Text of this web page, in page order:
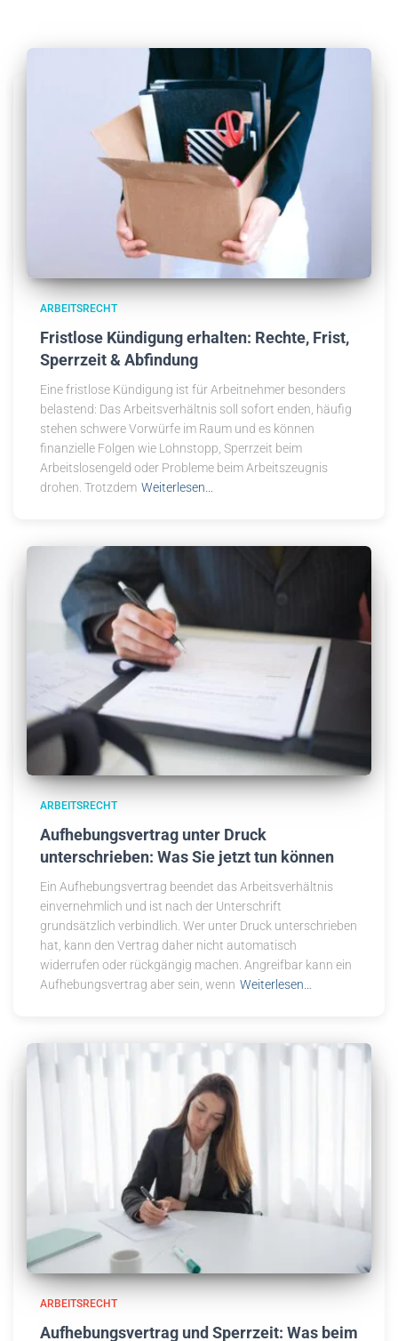
ARBEITSRECHT
Fristlose Kündigung erhalten: Rechte, Frist,
Sperrzeit & Abfindung
Eine fristlose Kündigung ist für Arbeitnehmer besonders
belastend: Das Arbeitsverhältnis soll sofort enden, häufig
stehen schwere Vorwürfe im Raum und es können
finanzielle Folgen wie Lohnstopp, Sperrzeit beim
Arbeitslosengeld oder Probleme beim Arbeitszeugnis
drohen. Trotzdem Weiterlesen…
ARBEITSRECHT
Aufhebungsvertrag unter Druck
unterschrieben: Was Sie jetzt tun können
Ein Aufhebungsvertrag beendet das Arbeitsverhältnis
einvernehmlich und ist nach der Unterschrift
grundsätzlich verbindlich. Wer unter Druck unterschrieben
hat, kann den Vertrag daher nicht automatisch
widerrufen oder rückgängig machen. Angreifbar kann ein
Aufhebungsvertrag aber sein, wenn Weiterlesen…
ARBEITSRECHT
Aufhebungsvertrag und Sperrzeit: Was beim